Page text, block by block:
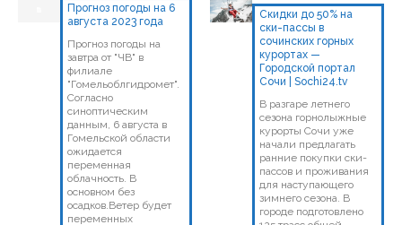
Прогноз погоды на 6
августа 2023 года
Прогноз погоды на
завтра от "ЧВ" в
филиале
"Гомельоблгидромет".
Согласно
синоптическим
данным, 6 августа в
Гомельской области
ожидается
переменная
облачность. В
основном без
осадков.Ветер будет
переменных
Скидки до 50% на
ски-пассы в
сочинских горных
курортах —
Городской портал
Сочи | Sochi24.tv
В разгаре летнего
сезона горнолыжные
курорты Сочи уже
начали предлагать
ранние покупки ски-
пассов и проживания
для наступающего
зимнего сезона. В
городе подготовлено